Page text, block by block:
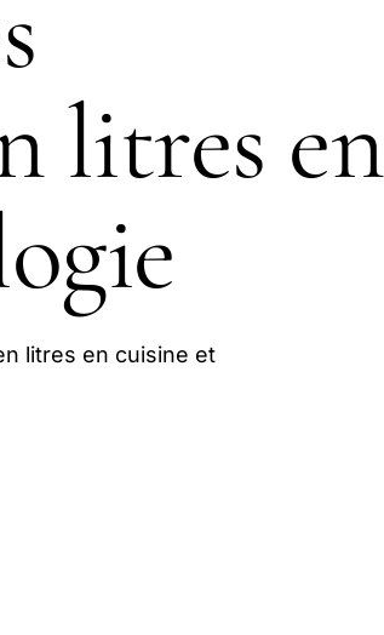
litres en
litres en cuisine et